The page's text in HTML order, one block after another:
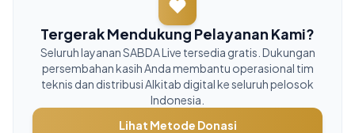
Tergerak Mendukung Pelayanan Kami?
Seluruh layanan SABDA Live tersedia gratis. Dukungan
persembahan kasih Anda membantu operasional tim
teknis dan distribusi Alkitab digital ke seluruh pelosok
Indonesia.
Lihat Metode Donasi